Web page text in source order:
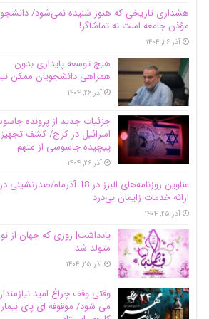
هشداری تاریخی که هنوز شنیده نمی‌شود/ دانشجو
مؤذن جامعه است نه تماشاگر!
آذر ۲۶, ۱۴۰۴
هیچ توسعه پایداری بدون
همراهی دانشجویان ممکن
آذر ۲۶, ۱۴۰۴
جزئیات جدید از پرونده
اسرائیل در کرج/‌ کشف
پیچیده جاسوسی از متهم
آذر ۲۶, ۱۴۰۴
عناوین روزنامه‌های البرز در ‌18 آذرماه/صدرنشینی در
ارائه خدمات زایمان بی‌درد
آذر ۲۵, ۱۴۰۴
یادداشت| روزی که جهان از نو
متولد شد
آذر ۲۵, ۱۴۰۴
وقتی وقف چراغ امید
می شود/ موقوفه ای پای